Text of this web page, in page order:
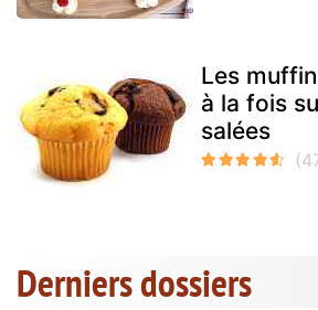
Les
à la fois
salées
Derniers dossiers